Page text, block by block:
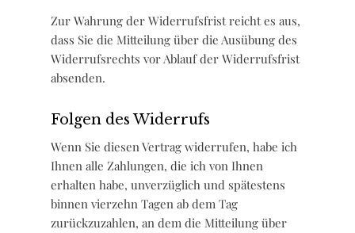
Zur Wahrung der Widerrufsfrist reicht es aus,
dass Sie die Mitteilung über die Ausübung des
Widerrufsrechts vor Ablauf der Widerrufsfrist
absenden.
Folgen des Widerrufs
Wenn Sie diesen Vertrag widerrufen, habe ich
Ihnen alle Zahlungen, die ich von Ihnen
erhalten habe, unverzüglich und spätestens
binnen vierzehn Tagen ab dem Tag
zurückzuzahlen, an dem die Mitteilung über